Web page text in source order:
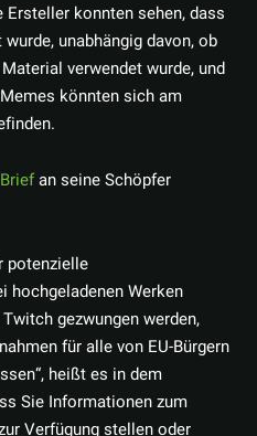
Ersteller konnten sehen, dass
unabhängig davon, ob
verwendet wurde, und
könnten sich am
an seine Schöpfer
potenzielle
hochgeladenen Werken
gezwungen werden,
für alle von EU-Bürgern
heißt es in dem
Sie Informationen zum
Verfügung stellen oder